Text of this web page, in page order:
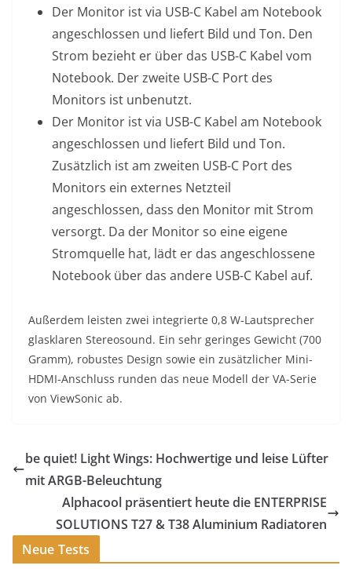
Der Monitor ist via USB-C Kabel am Notebook
angeschlossen und liefert Bild und Ton. Den
Strom bezieht er über das USB-C Kabel vom
Notebook. Der zweite USB-C Port des
Monitors ist unbenutzt.
Der Monitor ist via USB-C Kabel am Notebook
angeschlossen und liefert Bild und Ton.
Zusätzlich ist am zweiten USB-C Port des
Monitors ein externes Netzteil
angeschlossen, dass den Monitor mit Strom
versorgt. Da der Monitor so eine eigene
Stromquelle hat, lädt er das angeschlossene
Notebook über das andere USB-C Kabel auf.
Außerdem leisten zwei integrierte 0,8 W-Lautsprecher
glasklaren Stereosound. Ein sehr geringes Gewicht (700
Gramm), robustes Design sowie ein zusätzlicher Mini-
HDMI-Anschluss runden das neue Modell der VA-Serie
von ViewSonic ab.
be quiet! Light Wings: Hochwertige und leise Lüfter
mit ARGB-Beleuchtung
Alphacool präsentiert heute die ENTERPRISE
SOLUTIONS T27 & T38 Aluminium Radiatoren
Neue Tests